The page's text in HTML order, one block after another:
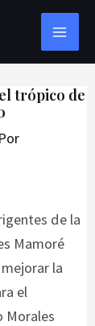
trópico de
de la
Mamoré
la
el
Morales